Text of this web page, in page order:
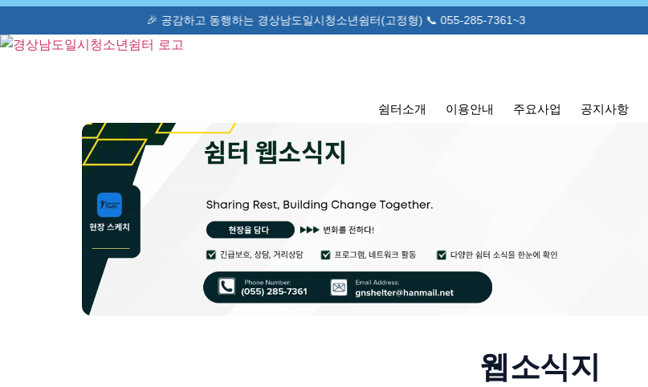
🎉 공감하고 동행하는 경상남도일시청소년쉼터(고정형) 📞 055-285-7361~3
쉼터소개 이용안내 주요사업 공지사항
웹소식지